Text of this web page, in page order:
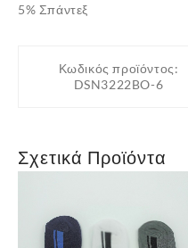
5% Σπάντεξ
Κωδικός προϊόντος:
DSN3222BO-6
Σχετικά Προϊόντα